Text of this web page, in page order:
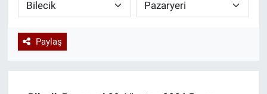
Paylaş